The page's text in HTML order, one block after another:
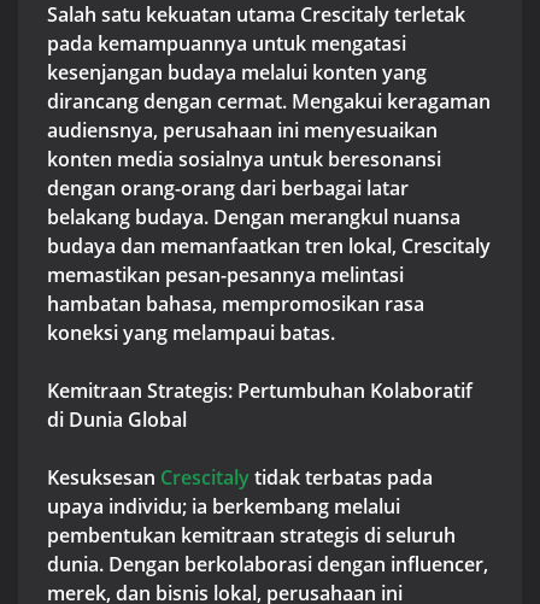
Salah satu kekuatan utama Crescitaly terletak
pada kemampuannya untuk mengatasi
kesenjangan budaya melalui konten yang
dirancang dengan cermat. Mengakui keragaman
audiensnya, perusahaan ini menyesuaikan
konten media sosialnya untuk beresonansi
dengan orang-orang dari berbagai latar
belakang budaya. Dengan merangkul nuansa
budaya dan memanfaatkan tren lokal, Crescitaly
memastikan pesan-pesannya melintasi
hambatan bahasa, mempromosikan rasa
koneksi yang melampaui batas.
Kemitraan Strategis: Pertumbuhan Kolaboratif
di Dunia Global
Kesuksesan Crescitalytidak terbatas pada
upaya individu; ia berkembang melalui
pembentukan kemitraan strategis di seluruh
dunia. Dengan berkolaborasi dengan influencer,
merek, dan bisnis lokal, perusahaan ini